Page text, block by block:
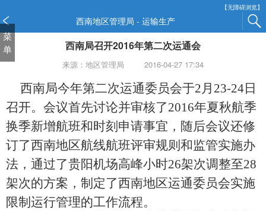
【无障碍浏览】
西南地区管理局 - 运输生产
菜
单
西南局召开2016年第二次运通会
来源：地区管理局 2016-04-27 17:34
西南局今年第二次运通委员会于2月23-24日
召开。会议首先讨论并审核了2016年夏秋航季
换季新增航班和时刻申请事宜，随后会议还修
订了西南地区航线航班评审规则和监管实施办
法，通过了贵阳机场高峰小时26架次调整至28
架次的方案，制定了西南地区运通委员会实施
限制运行管理的工作流程。
窗
口
打
说
明
页
面,
按
Alt
加
波